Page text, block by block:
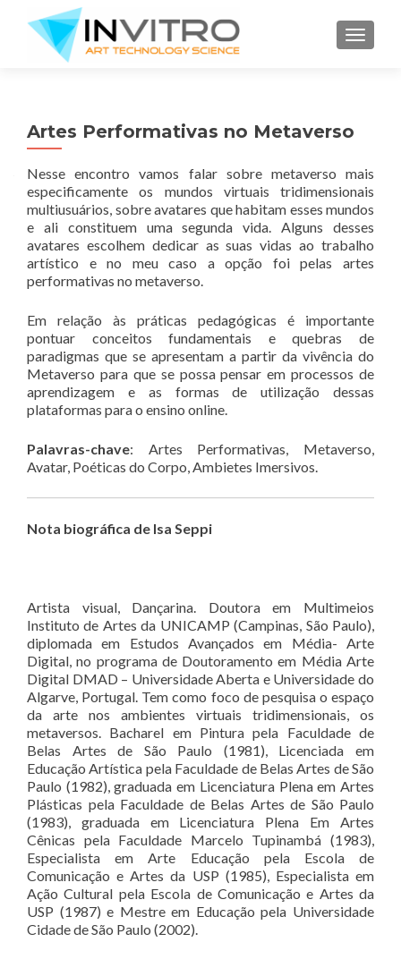
Artes Performativas no Metaverso
Nesse encontro vamos falar sobre metaverso mais
especificamente os mundos virtuais tridimensionais
multiusuários, sobre avatares que habitam esses mundos
e ali constituem uma segunda vida. Alguns desses
avatares escolhem dedicar as suas vidas ao trabalho
artístico e no meu caso a opção foi pelas artes
performativas no metaverso.
Em relação às práticas pedagógicas é importante
pontuar conceitos fundamentais e quebras de
paradigmas que se apresentam a partir da vivência do
Metaverso para que se possa pensar em processos de
aprendizagem e as formas de utilização dessas
plataformas para o ensino online.
Palavras-chave: Artes Performativas, Metaverso,
Avatar, Poéticas do Corpo, Ambietes Imersivos.
Nota biográfica de Isa Seppi
Artista visual, Dançarina. Doutora em Multimeios
Instituto de Artes da UNICAMP (Campinas, São Paulo),
diplomada em Estudos Avançados em Média- Arte
Digital, no programa de Doutoramento em Média Arte
Digital DMAD – Universidade Aberta e Universidade do
Algarve, Portugal. Tem como foco de pesquisa o espaço
da arte nos ambientes virtuais tridimensionais, os
metaversos. Bacharel em Pintura pela Faculdade de
Belas Artes de São Paulo (1981), Licenciada em
Educação Artística pela Faculdade de Belas Artes de São
Paulo (1982), graduada em Licenciatura Plena em Artes
Plásticas pela Faculdade de Belas Artes de São Paulo
(1983), graduada em Licenciatura Plena Em Artes
Cênicas pela Faculdade Marcelo Tupinambá (1983),
Especialista em Arte Educação pela Escola de
Comunicação e Artes da USP (1985), Especialista em
Ação Cultural pela Escola de Comunicação e Artes da
USP (1987) e Mestre em Educação pela Universidade
Cidade de São Paulo (2002).